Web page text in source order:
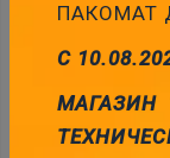
Taustiņslēdzis
16A/125VAC,
bez fiksācijas
ПАКОМАТ
С
МАГАЗИН